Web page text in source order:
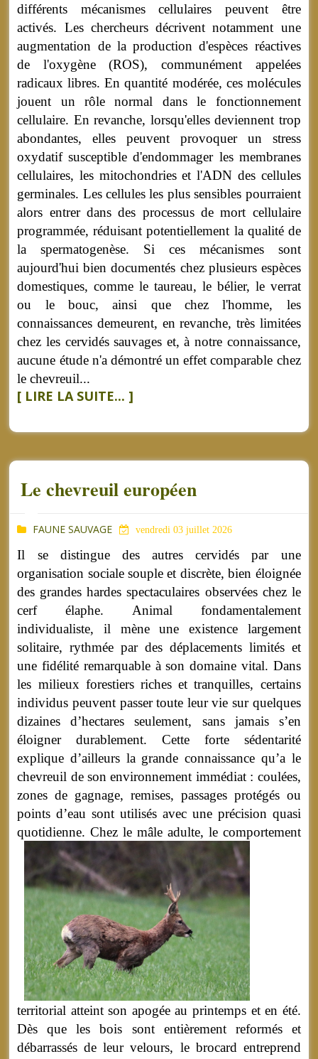
différents mécanismes cellulaires peuvent être
activés. Les chercheurs décrivent notamment une
augmentation de la production d'espèces réactives
de l'oxygène (ROS), communément appelées
radicaux libres. En quantité modérée, ces molécules
jouent un rôle normal dans le fonctionnement
cellulaire. En revanche, lorsqu'elles deviennent trop
abondantes, elles peuvent provoquer un stress
oxydatif susceptible d'endommager les membranes
cellulaires, les mitochondries et l'ADN des cellules
germinales. Les cellules les plus sensibles pourraient
alors entrer dans des processus de mort cellulaire
programmée, réduisant potentiellement la qualité de
la spermatogenèse. Si ces mécanismes sont
aujourd'hui bien documentés chez plusieurs espèces
domestiques, comme le taureau, le bélier, le verrat
ou le bouc, ainsi que chez l'homme, les
connaissances demeurent, en revanche, très limitées
chez les cervidés sauvages et, à notre connaissance,
aucune étude n'a démontré un effet comparable chez
le chevreuil...
[ LIRE LA SUITE... ]
Le chevreuil européen
FAUNE SAUVAGE vendredi 03 juillet 2026
Il se distingue des autres cervidés par une
organisation sociale souple et discrète, bien éloignée
des grandes hardes spectaculaires observées chez le
cerf élaphe. Animal fondamentalement
individualiste, il mène une existence largement
solitaire, rythmée par des déplacements limités et
une fidélité remarquable à son domaine vital. Dans
les milieux forestiers riches et tranquilles, certains
individus peuvent passer toute leur vie sur quelques
dizaines d’hectares seulement, sans jamais s’en
éloigner durablement. Cette forte sédentarité
explique d’ailleurs la grande connaissance qu’a le
chevreuil de son environnement immédiat : coulées,
zones de gagnage, remises, passages protégés ou
points d’eau sont utilisés avec une précision quasi
quotidienne.Chez le mâle adulte, le comportement
territorial atteint son apogée au printemps et en été.
Dès que les bois sont entièrement reformés et
débarrassés de leur velours, le brocard entreprend